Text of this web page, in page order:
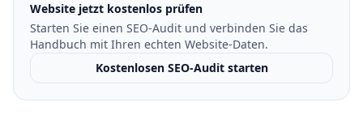
Website jetzt kostenlos prüfen
Starten Sie einen SEO-Audit und verbinden Sie das
Handbuch mit Ihren echten Website-Daten.
Kostenlosen SEO-Audit starten